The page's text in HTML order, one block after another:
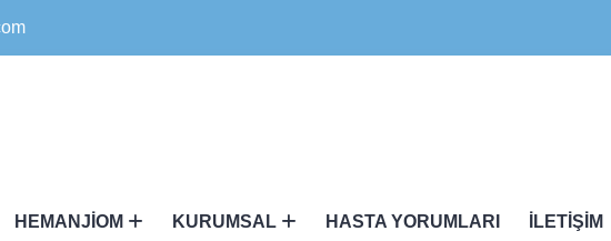
HEMANJIOM KURUMSAL HASTA YORUMLARI İLETIŞIM